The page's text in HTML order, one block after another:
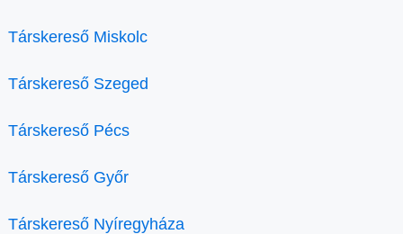
Társkereső Miskolc
Társkereső Szeged
Társkereső Pécs
Társkereső Győr
Társkereső Nyíregyháza